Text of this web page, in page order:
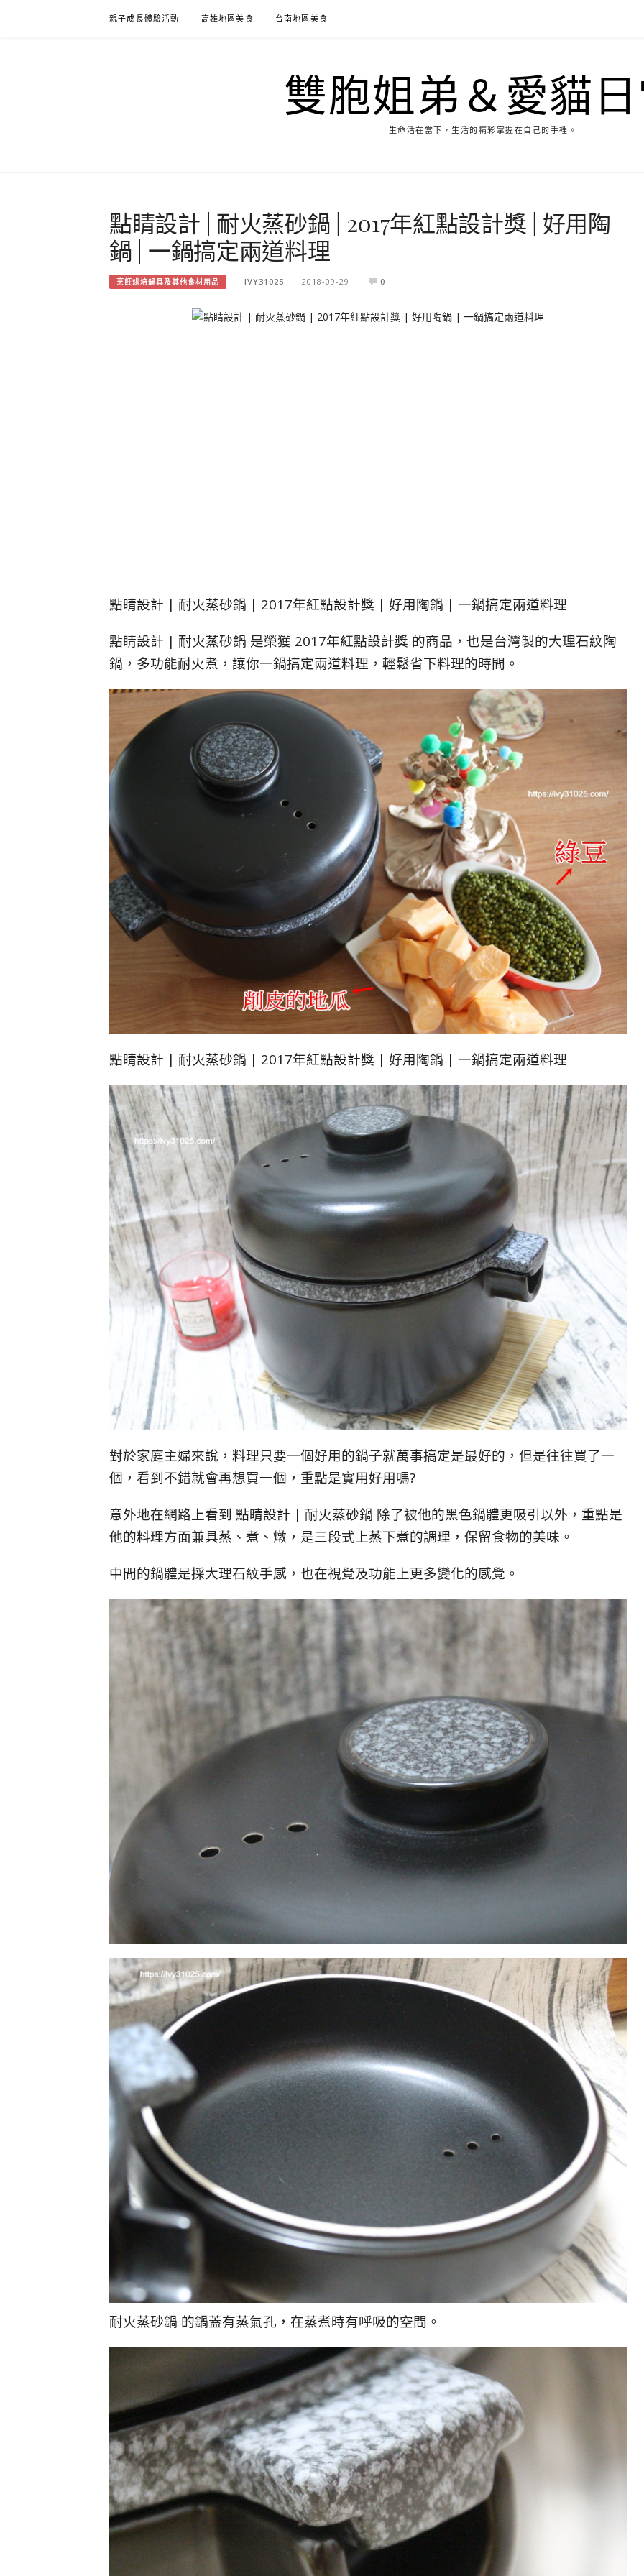
親子成長體驗活動 高雄地區美食 台南地區美食
雙胞姐弟＆愛貓
生命活在當下，生活的精彩掌握在自己的手裡。
點睛設計 | 耐火蒸砂鍋 | 2017年紅點設計獎 | 好用陶
鍋 | 一鍋搞定兩道料理
烹飪烘培鍋具及其他食材用品 IVY31025 2018-09-29 0
點睛設計 | 耐火蒸砂鍋 | 2017年紅點設計獎 | 好用陶鍋 | 一鍋搞定兩道料理
點睛設計 | 耐火蒸砂鍋 是榮獲 2017年紅點設計獎 的商品，也是台灣製的大理石紋陶
鍋，多功能耐火煮，讓你一鍋搞定兩道料理，輕鬆省下料理的時間。
點睛設計 | 耐火蒸砂鍋 | 2017年紅點設計獎 | 好用陶鍋 | 一鍋搞定兩道料理
對於家庭主婦來說，料理只要一個好用的鍋子就萬事搞定是最好的，但是往往買了一
個，看到不錯就會再想買一個，重點是實用好用嗎?
意外地在網路上看到 點睛設計 | 耐火蒸砂鍋 除了被他的黑色鍋體更吸引以外，重點是
他的料理方面兼具蒸、煮、燉，是三段式上蒸下煮的調理，保留食物的美味。
中間的鍋體是採大理石紋手感，也在視覺及功能上更多變化的感覺。
耐火蒸砂鍋 的鍋蓋有蒸氣孔，在蒸煮時有呼吸的空間。